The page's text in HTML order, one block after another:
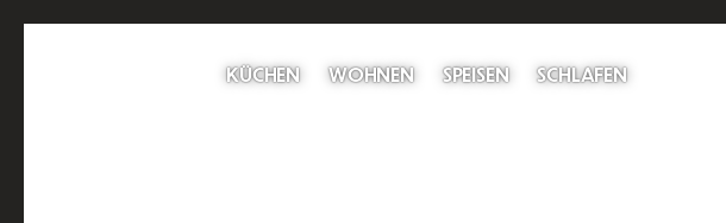
KÜCHEN WOHNEN SPEISEN SCHLAFEN